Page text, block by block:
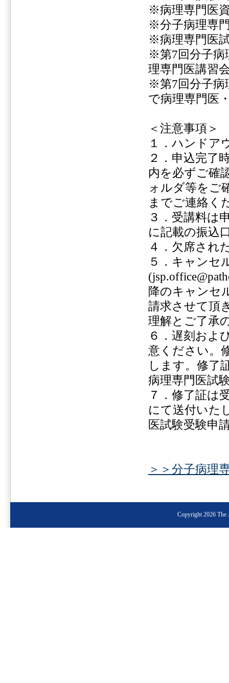
※病理専門医
※分子病理専
※病理専門医
※第7回分子
理専門医講習
※第7回分子
で病理専門医
＜注意事項＞
１．ハンドア
２．申込完了
内を必ずご確
ォルダ等をご
までご連絡く
３．受講料は
に記載の振込
４．欠席され
５．キャンセ
降のキャンセ
請求させて頂
理解とご了承
６．遅刻およ
意ください。
します。修了
病理専門医試
７．修了証は
にて送付いた
医試験受験申
＞＞分子病理
Copyright 2026 The